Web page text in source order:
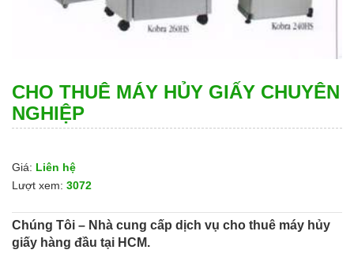
CHO THUÊ MÁY HỦY GIẤY CHUYÊN
NGHIỆP
Giá: Liên hệ
Lượt xem: 3072
Chúng Tôi – Nhà cung cấp dịch vụ cho thuê máy hủy
giấy hàng đầu tại HCM.